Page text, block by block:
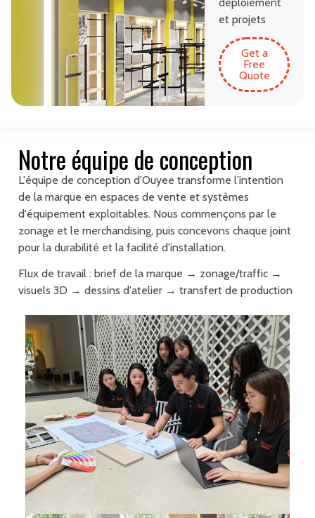
déploiement
et projets
Get a
Free
Quote
Notre équipe de conception
L'équipe de conception d'Ouyee transforme l'intention
de la marque en espaces de vente et systèmes
d'équipement exploitables. Nous commençons par le
zonage et le merchandising, puis concevons chaque joint
pour la durabilité et la facilité d'installation.
Flux de travail : brief de la marque → zonage/traffic →
visuels 3D → dessins d'atelier → transfert de production